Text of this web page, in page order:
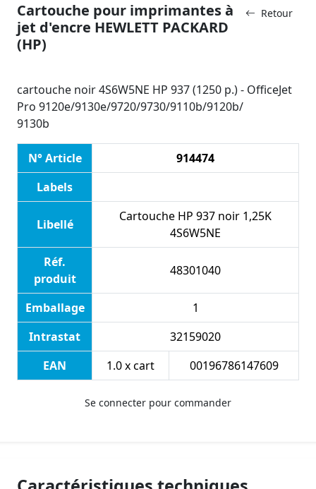
Retour
Cartouche pour imprimantes à
jet d'encre HEWLETT PACKARD
(HP)
cartouche noir 4S6W5NE HP 937 (1250 p.) - OfficeJet
Pro 9120e/9130e/9720/9730/9110b/9120b/
9130b
N° Article
914474
Labels
Libellé
Cartouche HP 937 noir 1,25K
4S6W5NE
Réf.
produit
48301040
Emballage
1
Intrastat
32159020
EAN
1.0 x cart 00196786147609
Se connecter pour commander